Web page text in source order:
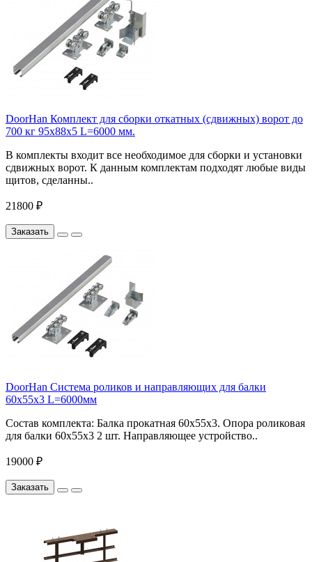
DoorHan Комплект для сборки откатных (сдвижных) ворот до
700 кг 95x88x5 L=6000 мм.
В комплекты входит все необходимое для сборки и установки
сдвижных ворот. К данным комплектам подходят любые виды
щитов, сделанны..
21800 ₽
Заказать
DoorHan Система роликов и направляющих для балки
60х55х3 L=6000мм
Состав комплекта: Балка прокатная 60х55х3. Опора роликовая
для балки 60х55х3 2 шт. Направляющее устройство..
19000 ₽
Заказать